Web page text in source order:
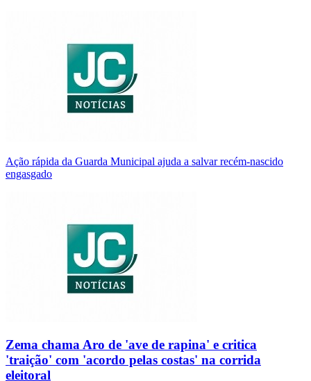
Ação rápida da Guarda Municipal ajuda a salvar recém-nascido
engasgado
Zema chama Aro de 'ave de rapina' e critica
'traição' com 'acordo pelas costas' na corrida
eleitoral